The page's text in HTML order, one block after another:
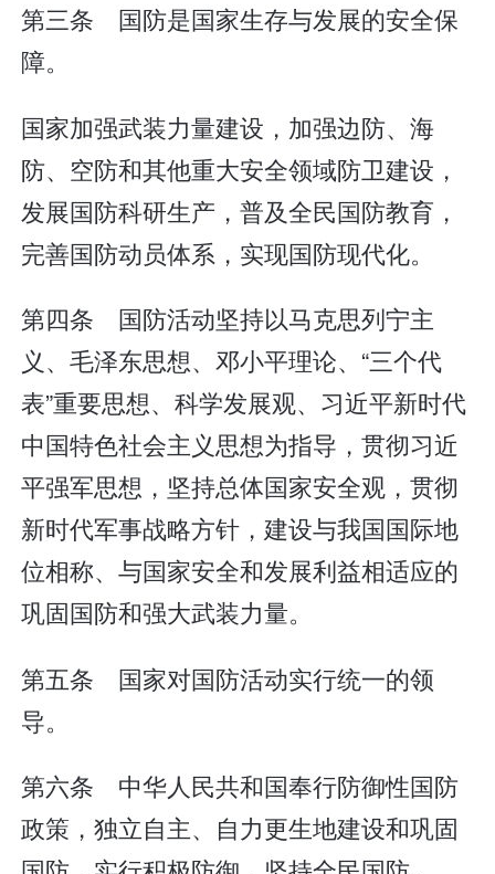
第三条 国防是国家生存与发展的安全保
障。
国家加强武装力量建设，加强边防、海
防、空防和其他重大安全领域防卫建设，
发展国防科研生产，普及全民国防教育，
完善国防动员体系，实现国防现代化。
第四条 国防活动坚持以马克思列宁主
义、毛泽东思想、邓小平理论、“三个代
表”重要思想、科学发展观、习近平新时代
中国特色社会主义思想为指导，贯彻习近
平强军思想，坚持总体国家安全观，贯彻
新时代军事战略方针，建设与我国国际地
位相称、与国家安全和发展利益相适应的
巩固国防和强大武装力量。
第五条 国家对国防活动实行统一的领
导。
第六条 中华人民共和国奉行防御性国防
政策，独立自主、自力更生地建设和巩固